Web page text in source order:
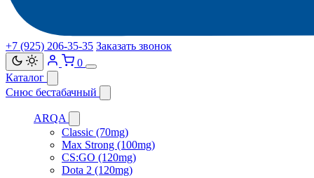
+7 (925) 206‑35‑35 Заказать звонок
0
Каталог
Снюс бестабачный
ARQA
Classic (70mg)
Max Strong (100mg)
CS:GO (120mg)
Dota 2 (120mg)